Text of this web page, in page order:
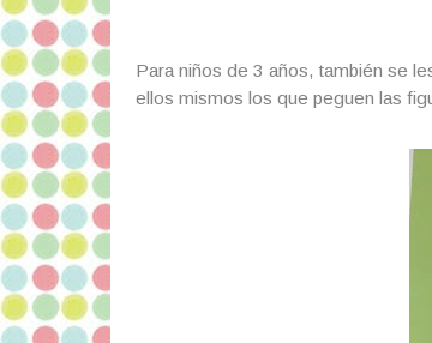
Para niños de 3 años, también se
ellos mismos los que peguen las